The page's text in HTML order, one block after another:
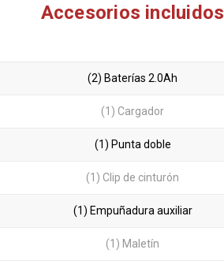
Accesorios incluidos
(2) Baterías 2.0Ah
(1) Cargador
(1) Punta doble
(1) Clip de cinturón
(1) Empuñadura auxiliar
(1) Maletín